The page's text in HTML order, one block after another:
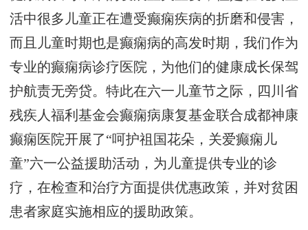
活中很多儿童正在遭受癫痫疾病的折磨和侵害，
而且儿童时期也是癫痫病的高发时期，我们作为
专业的癫痫病诊疗医院，为他们的健康成长保驾
护航责无旁贷。特此在六一儿童节之际，四川省
残疾人福利基金会癫痫病康复基金联合成都神康
癫痫医院开展了“呵护祖国花朵，关爱癫痫儿
童”六一公益援助活动，为儿童提供专业的诊
疗，在检查和治疗方面提供优惠政策，并对贫困
患者家庭实施相应的援助政策。